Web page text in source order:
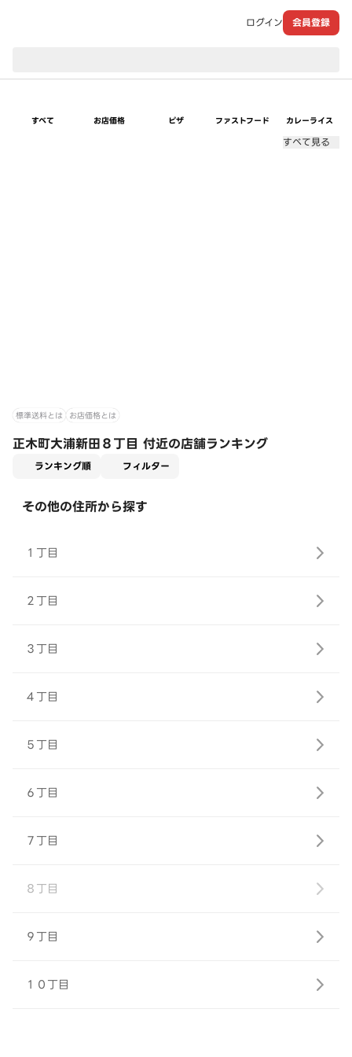
ログイン 会員登録
すべて お店価格 ピザ ファストフード カレーライス
すべて見る
標準送料とは お店価格とは
正木町大浦新田８丁目 付近の店舗ランキング
ランキング順 フィルター
その他の住所から探す
１丁目
２丁目
３丁目
４丁目
５丁目
６丁目
７丁目
８丁目
９丁目
１０丁目